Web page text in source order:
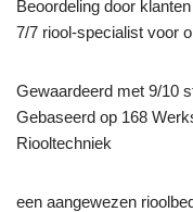
Beoordeling door
7/7 riool-specialist voor
Gewaardeerd met 9/10
Gebaseerd op 168
Riooltechniek
een aangewezen